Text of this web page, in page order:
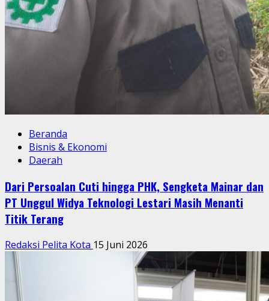
Beranda
Bisnis & Ekonomi
Daerah
Dari Persoalan Cuti hingga PHK, Sengketa Mainar dan
PT Unggul Widya Teknologi Lestari Masih Menanti
Titik Terang
Redaksi Pelita Kota 15 Juni 2026